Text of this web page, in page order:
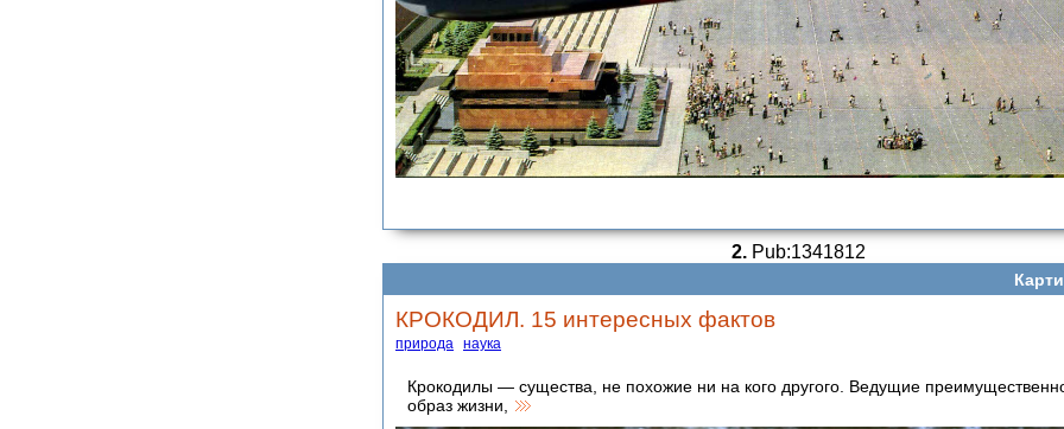
2.Pub:1341812
КРОКОДИЛ. 15 интересных фактов
природа наука
Крокодилы — существа, не похожие ни на кого другого. Ведущие
образ жизни,